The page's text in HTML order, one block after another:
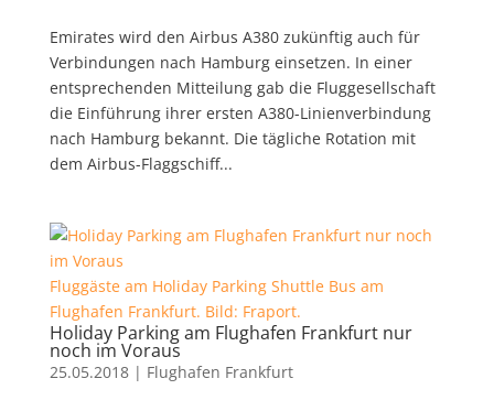
Emirates wird den Airbus A380 zukünftig auch für
Verbindungen nach Hamburg einsetzen. In einer
entsprechenden Mitteilung gab die Fluggesellschaft
die Einführung ihrer ersten A380-Linienverbindung
nach Hamburg bekannt. Die tägliche Rotation mit
dem Airbus-Flaggschiff...
Fluggäste am Holiday Parking Shuttle Bus am
Flughafen Frankfurt. Bild: Fraport.
Holiday Parking am Flughafen Frankfurt nur
noch im Voraus
25.05.2018| Flughafen Frankfurt